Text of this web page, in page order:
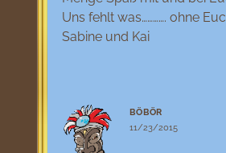
Uns fehlt was…………. ohne
Sabine und Kai
BÖBÖR
11/23/2015